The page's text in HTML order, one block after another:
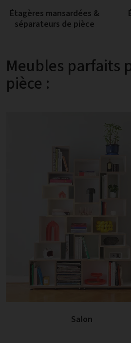
Étagères mansardées &
séparateurs de pièce
Meubles parfaits
pièce :
Salon